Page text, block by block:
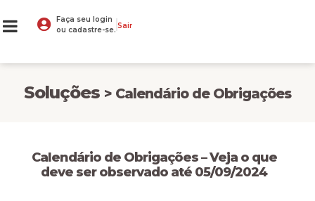
Faça seu login
ou cadastre-se. Sair
Soluções > Calendário de Obrigações
Calendário de Obrigações – Veja o que
deve ser observado até 05/09/2024